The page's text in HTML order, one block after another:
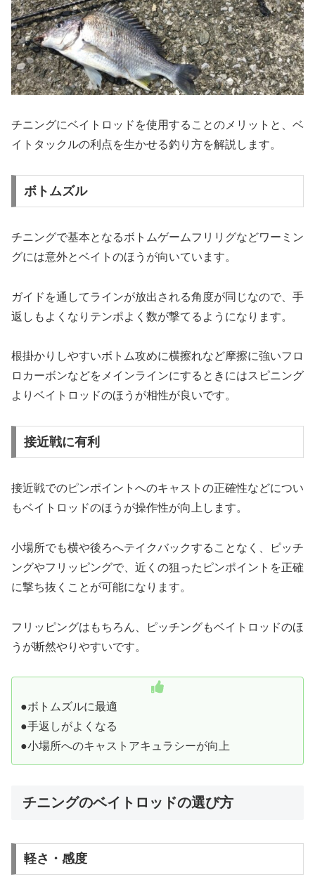
チニングにベイトロッドを使用することのメリットと、ベ
イトタックルの利点を生かせる釣り方を解説します。
ボトムズル
チニングで基本となるボトムゲームフリリグなどワーミン
グには意外とベイトのほうが向いています。
ガイドを通してラインが放出される角度が同じなので、手
返しもよくなりテンポよく数が撃てるようになります。
根掛かりしやすいボトム攻めに横擦れなど摩擦に強いフロ
ロカーボンなどをメインラインにするときにはスピニング
よりベイトロッドのほうが相性が良いです。
接近戦に有利
接近戦でのピンポイントへのキャストの正確性などについ
もベイトロッドのほうが操作性が向上します。
小場所でも横や後ろへテイクバックすることなく、ピッチ
ングやフリッピングで、近くの狙ったピンポイントを正確
に撃ち抜くことが可能になります。
フリッピングはもちろん、ピッチングもベイトロッドのほ
うが断然やりやすいです。
●ボトムズルに最適
●手返しがよくなる
●小場所へのキャストアキュラシーが向上
チニングのベイトロッドの選び方
軽さ・感度